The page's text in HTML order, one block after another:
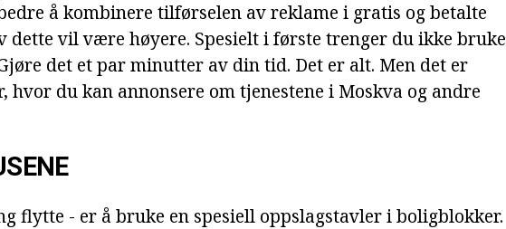
å kombinere tilførselen av reklame i gratis og betalte
dette vil være høyere. Spesielt i første trenger du ikke bruke
det et par minutter av din tid. Det er alt. Men det er
hvor du kan annonsere om tjenestene i Moskva og andre
flytte - er å bruke en spesiell oppslagstavler i boligblokker.